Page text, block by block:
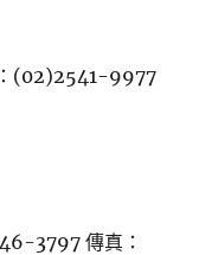
(02)2541-9977
3797 傳真：